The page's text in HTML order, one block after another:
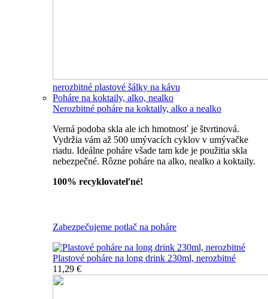
nerozbitné plastové šálky na kávu
Poháre na koktaily, alko, nealko
Nerozbitné poháre na koktaily, alko a nealko
Verná podoba skla ale ich hmotnosť je štvrtinová.
Vydržia vám až 500 umývacích cyklov v umývačke
riadu. Ideálne poháre všade tam kde je použitia skla
nebezpečné. Rôzne poháre na alko, nealko a koktaily.
100% recyklovateľné!
Zabezpečujeme potlač na poháre
Plastové poháre na long drink 230ml, nerozbitné
11,29 €